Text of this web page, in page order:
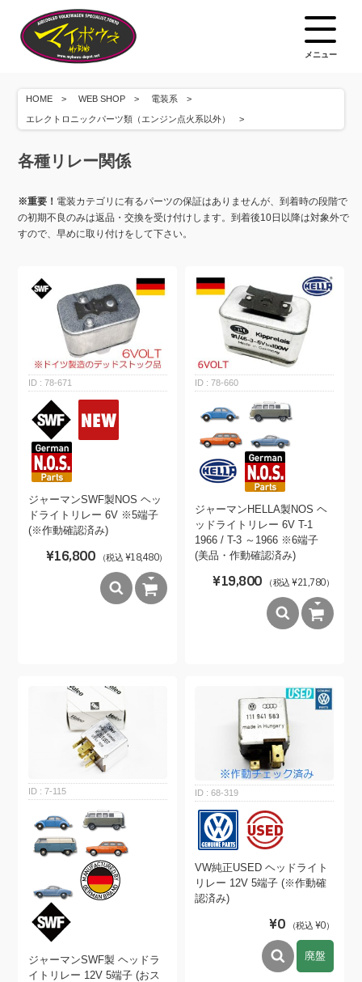
メニュー
HOME WEB SHOP 電装系
エレクトロニックパーツ類（エンジン点火系以外）
各種リレー関係
※重要！ 電装カテゴリに有るパーツの保証はありませんが、到着時の段階で
の初期不良のみは返品・交換を受け付けします。到着後10日以降は対象外で
すので、早めに取り付けをして下さい。
78-671
ジャーマンSWF製NOS ヘッ
ドライトリレー 6V ※5端子
(※作動確認済み)
¥16,800 （税込 ¥18,480）
78-660
ジャーマンHELLA製NOS ヘ
ッドライトリレー 6V T-1
1966 / T-3 ～1966 ※6端子
(美品・作動確認済み)
¥19,800 （税込 ¥21,780）
7-115
ジャーマンSWF製 ヘッドラ
イトリレー 12V 5端子 (おス
68-319
VW純正USED ヘッドライト
リレー 12V 5端子 (※作動確
認済み)
¥0 （税込 ¥0）
廃盤